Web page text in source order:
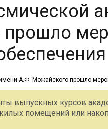
выпускных курсов
помещений или